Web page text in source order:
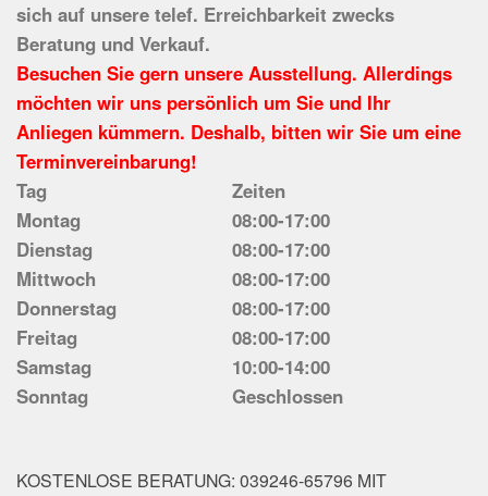
sich auf unsere telef. Erreichbarkeit zwecks
Beratung und Verkauf.
Besuchen Sie gern unsere Ausstellung. Allerdings
möchten wir uns persönlich um Sie und Ihr
Anliegen kümmern. Deshalb, bitten wir Sie um eine
Terminvereinbarung!
Tag
Zeiten
Montag
08:00-17:00
Dienstag
08:00-17:00
Mittwoch
08:00-17:00
Donnerstag
08:00-17:00
Freitag
08:00-17:00
Samstag
10:00-14:00
Sonntag
Geschlossen
KOSTENLOSE BERATUNG: 039246-65796 MIT